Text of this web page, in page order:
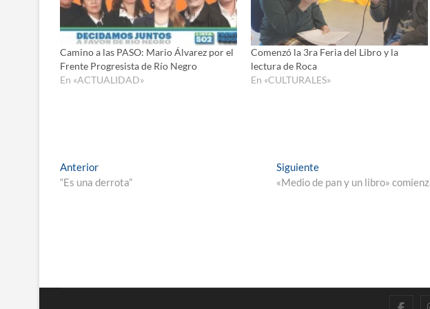
Camino a las PASO: Mario Álvarez por el
Frente Progresista de Río Negro
En «ACTUALIDAD»
Comenzó la 3ra Feria del Libro y la
lectura de Roca
En «CULTURALES»
Navegación
de
AnteriorEntrada
anterior:
“Es una derrota”
SiguienteEntrada
siguiente:
«Medio de pan y un libro»